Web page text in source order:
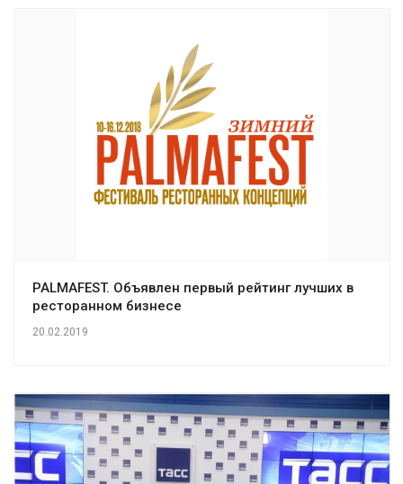
PALMAFEST. Объявлен первый рейтинг лучших в
ресторанном бизнесе
20.02.2019